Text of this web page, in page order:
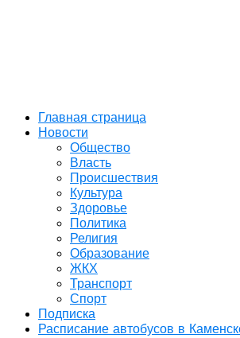
Главная страница
Новости
Общество
Власть
Происшествия
Культура
Здоровье
Политика
Религия
Образование
ЖКХ
Транспорт
Спорт
Подписка
Расписание автобусов в